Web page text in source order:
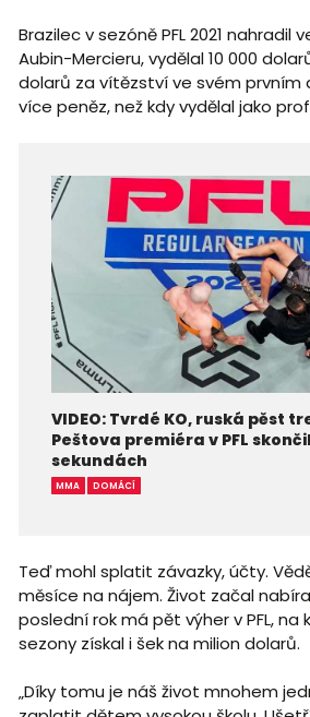
Brazilec v sezóně PFL 2021 nahradil
Aubin-Mercieru, vydělal 10 000
dolarů za vítězství ve svém prvním
více peněz, než kdy vydělal jako
VIDEO: Tvrdé KO, ruská pěst
Peštova premiéra v PFL
sekundách
MMA DOMÁCÍ
Teď mohl splatit závazky, účty.
měsíce na nájem. Život začal
poslední rok má pět výher v PFL, na
sezony získal i šek na milion dolarů.
„Díky tomu je náš život mnohem